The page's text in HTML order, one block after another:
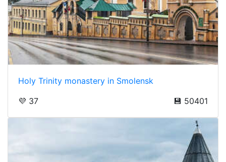
Holy Trinity monastery in Smolensk
💜 37
💾 50401